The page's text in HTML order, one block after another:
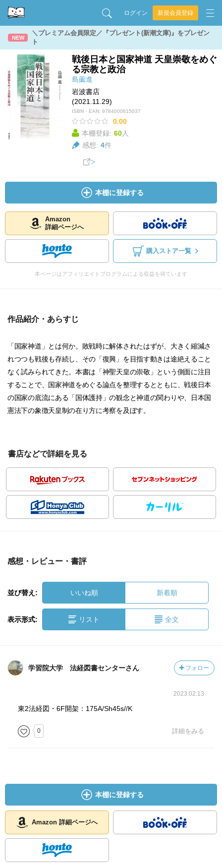
ログイン 新規会員登録
NEW
＼プレミアム会員限定／『プレゼント(新潮文庫)』をプレゼン
ト
戦後日本と国家神道 天皇崇敬をめぐ
る宗教と政治
島薗進
岩波書店
(2021.11.29)
ISBN・EAN: 9784000615037
0.00
本棚登録: 60人
感想: 4件
本棚に登録する
Amazon
詳細ページへ
購入ストア一覧
本ページはアフィリエイトプログラムによる収益を得ています
作品紹介・あらすじ
「国家神道」とは何か。敗戦時に解体されたはずが、大きく縮減さ
れつつも戦後も存続し、その「復興」を目指す動きは途絶えること
なく試みられてきた。本書は「神聖天皇の崇敬」という側面に注目
することで、国家神道をめぐる論点を整理するとともに、戦後日本
の国家の底流にある「国体護持」の観念と神道の関わりや、日本国
憲法下の象徴天皇制の在り方に考察を及ぼす。
書店などで詳細を見る
感想・レビュー・書評
並び替え: いいね順 新着順
表示形式: リスト 全文
学習院大学 法経図書センターさん フォロー
2023.02.13
東2法経図・6F開架：175A/Sh45s//K
0 詳細をみる
本棚に登録する
Amazon 詳細ページへ